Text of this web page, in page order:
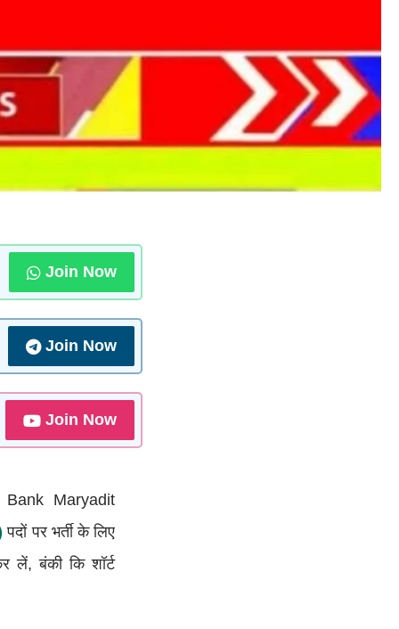
Join Now
Join Now
Join Now
Maryadit
पदों पर भर्ती के लिए
लें, बंकी कि शॉर्ट